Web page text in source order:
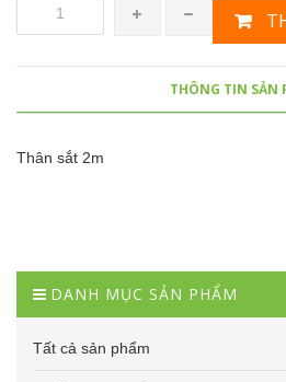
THÔNG TIN SẢN
Thân sắt 2m
DANH MỤC SẢN PHẨM
Tất cả sản phẩm